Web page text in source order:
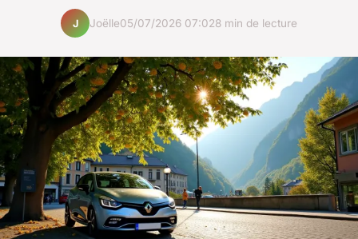
J Joëlle05/07/2026 07:028 min de lecture